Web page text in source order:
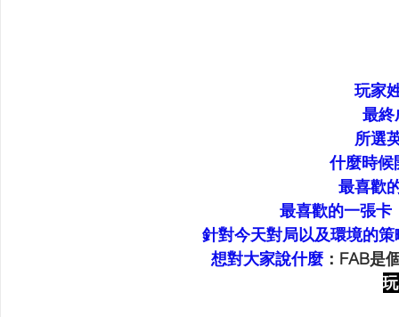
玩家
最終
所選
什麼時候
最喜歡
最喜歡的一張卡
針對今天對局以及環境的策
想對大家說什麼：FAB是